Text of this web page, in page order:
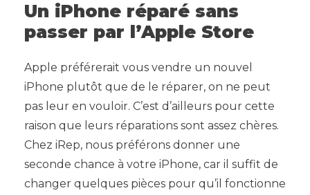
Un iPhone réparé sans
passer par l’Apple Store
Apple préférerait vous vendre un nouvel
iPhone plutôt que de le réparer, on ne peut
pas leur en vouloir. C’est d’ailleurs pour cette
raison que leurs réparations sont assez chères.
Chez iRep, nous préférons donner une
seconde chance à votre iPhone, car il suffit de
changer quelques pièces pour qu’il fonctionne